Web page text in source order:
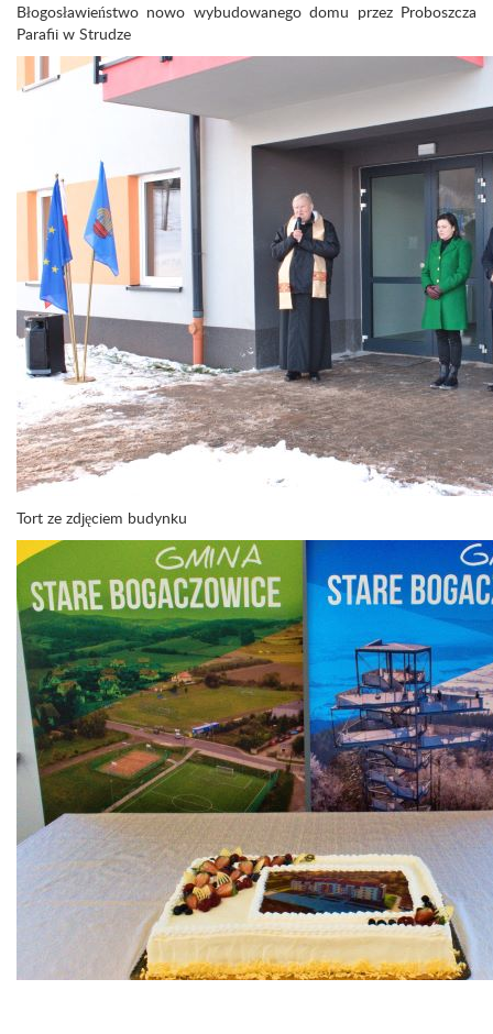
Błogosławieństwo nowo wybudowanego domu przez Proboszcza
Parafii w Strudze
Tort ze zdjęciem budynku